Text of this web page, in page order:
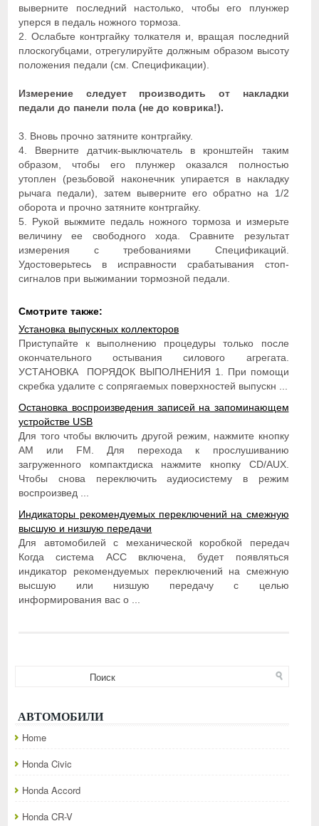
выверните последний настолько, чтобы его плунжер
уперся в педаль ножного тормоза.
2. Ослабьте контргайку толкателя и, вращая последний
плоскогубцами, отрегулируйте должным образом высоту
положения педали (см. Спецификации).
Измерение следует производить от накладки
педали до панели пола (не до коврика!).
3. Вновь прочно затяните контргайку.
4. Вверните датчик-выключатель в кронштейн таким
образом, чтобы его плунжер оказался полностью
утоплен (резьбовой наконечник упирается в накладку
рычага педали), затем выверните его обратно на 1/2
оборота и прочно затяните контргайку.
5. Рукой выжмите педаль ножного тормоза и измерьте
величину ее свободного хода. Сравните результат
измерения с требованиями Спецификаций.
Удостоверьтесь в исправности срабатывания стоп-
сигналов при выжимании тормозной педали.
Смотрите также:
Установка выпускных коллекторов
Приступайте к выполнению процедуры только после
окончательного остывания силового агрегата.
УСТАНОВКА ПОРЯДОК ВЫПОЛНЕНИЯ 1. При помощи
скребка удалите с сопрягаемых поверхностей выпускн ...
Остановка воспроизведения записей на запоминающем
устройстве USB
Для того чтобы включить другой режим, нажмите кнопку
AM или FM. Для перехода к прослушиванию
загруженного компактдиска нажмите кнопку CD/AUX.
Чтобы снова переключить аудиосистему в режим
воспроизвед ...
Индикаторы рекомендуемых переключений на смежную
высшую и низшую передачи
Для автомобилей с механической коробкой передач
Когда система ACC включена, будет появляться
индикатор рекомендуемых переключений на смежную
высшую или низшую передачу с целью
информирования вас о ...
АВТОМОБИЛИ
Home
Honda Civic
Honda Accord
Honda CR-V